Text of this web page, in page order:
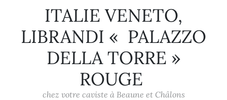
ITALIE VENETO,
LIBRANDI « PALAZZO
DELLA TORRE »
ROUGE
chez votre caviste à Beaune et Châlons